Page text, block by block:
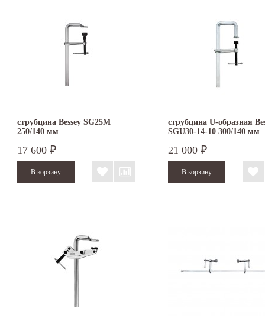
струбцина Bessey SG25M
250/140 мм
17 600 ₽
струбцина U-образная
SGU30-14-10 300/140 мм
21 000 ₽